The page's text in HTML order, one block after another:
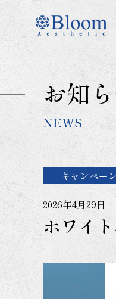
コ
ン
テ
ン
ツ
に
ス
お知
NEWS
キャンペーン
2026年4月29日
ホワイ